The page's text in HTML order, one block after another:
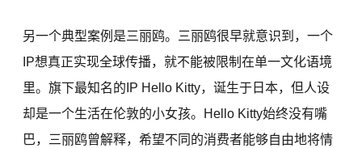
另一个典型案例是三丽鸥。三丽鸥很早就意识到，一个
IP想真正实现全球传播，就不能被限制在单一文化语境
里。旗下最知名的IP Hello Kitty，诞生于日本，但人设
却是一个生活在伦敦的小女孩。Hello Kitty始终没有嘴
巴，三丽鸥曾解释，希望不同的消费者能够自由地将情